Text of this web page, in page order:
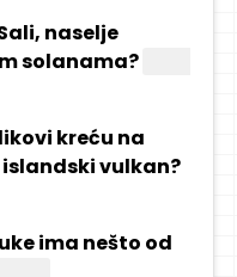
naselje
solanama?
kreću na
vulkan?
ima nešto od